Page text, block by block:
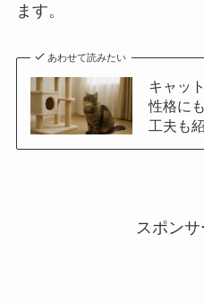
ます。
あわせて読みたい
キャッ
性格に
工夫も
スポンサ